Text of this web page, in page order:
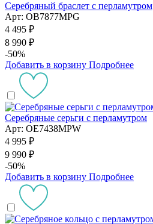
Серебряный браслет с перламутром
Арт: OB7877MPG
4 495 ₽
8 990 ₽
-50%
Добавить в корзину Подробнее
Серебряные серьги с перламутром
Арт: OE7438MPW
4 995 ₽
9 990 ₽
-50%
Добавить в корзину Подробнее